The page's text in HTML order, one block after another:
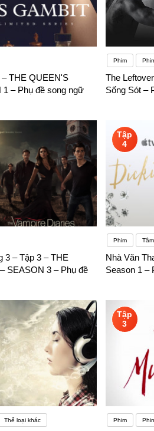
THE QUEEN'S
– Phụ đề song ngữ
Phim
The
Sống Sót –
3 – Tập 3 – THE
SEASON 3 – Phụ đề
Tập
4
Phim
Nhà Văn
Season 1 –
Thể loại khác
Tập
3
Phim